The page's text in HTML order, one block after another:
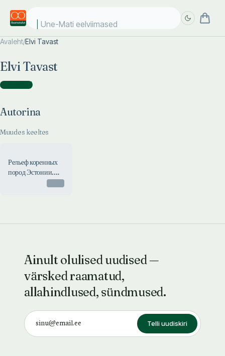
Une-Mati eelviimased k
Avaleht/Elvi Tavast
Elvi Tavast
Autorina )
Autorina
Muudes keeltes
Рельеф коренных
пород Эстонии.
Reljef korennõh
Ainult olulised uudised —
värsked raamatud,
allahindlused, sündmused.
Telli uudiskiri